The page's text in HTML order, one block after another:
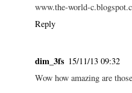
www.the-world-
Reply
dim_3fs 15/11/13 09:32
Wow how amazing are